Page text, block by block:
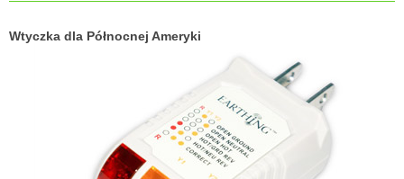
Wtyczka dla Północnej Ameryki